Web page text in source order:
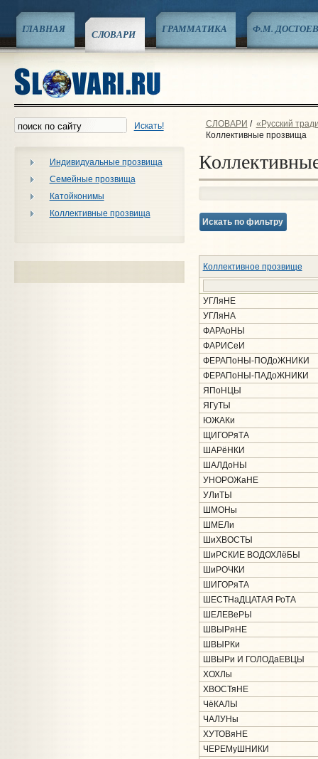
ГЛАВНАЯ СЛОВАРИ ГРАММАТИКА Ф.М.
Искать!
Индивидуальные прозвища
Семейные прозвища
Катойконимы
Коллективные прозвища
СЛОВАРИ / «Русский
Коллективные прозвища
Искать по фильтру
Коллективное прозвище
УГЛяНЕ
УГЛяНА
ФАРАоНЫ
ФАРИСеИ
ФЕРАПоНЫ-ПОДоЖНИКИ
ФЕРАПоНЫ-ПАДоЖНИКИ
ЯПоНЦЫ
ЯГуТЫ
ЮЖАКи
ЩИГОРяТА
ШАРёНКИ
ШАЛДоНЫ
УНОРОЖаНЕ
УЛиТЫ
ШМОНы
ШМЕЛи
ШиХВОСТЫ
ШиРСКИЕ ВОДОХЛёБЫ
ШиРОЧКИ
ШИГОРяТА
ШЕСТНаДЦАТАЯ РоТА
ШЕЛЕВеРЫ
ШВЫРяНЕ
ШВЫРКи
ШВЫРи И ГОЛОДаЕВЦЫ
ХОХЛы
ХВОСТяНЕ
ЧёКАЛЫ
ЧАЛУНы
ХУТОВяНЕ
ЧЕРЕМуШНИКИ